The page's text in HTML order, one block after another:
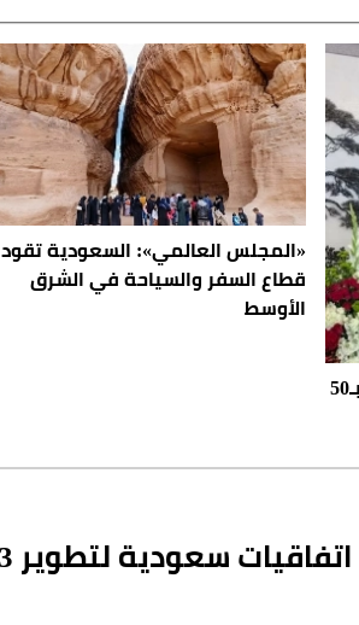
الصين: تبادل تجاري مع السعودية بـ50
«المجلس العالمي»: السعودية تقود
قطاع السفر والسياحة في الشرق
الأوسط